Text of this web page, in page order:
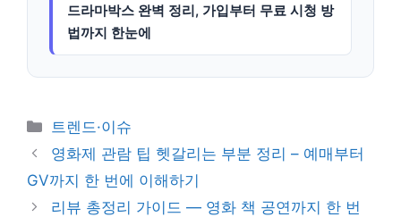
드라마박스 완벽 정리, 가입부터 무료 시청 방
법까지 한눈에
카
테
고
리
트렌드·이슈
영화제 관람 팁 헷갈리는 부분 정리 – 예매부터
GV까지 한 번에 이해하기
리뷰 총정리 가이드 — 영화 책 공연까지 한 번